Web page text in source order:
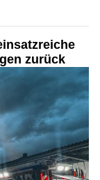
zurück